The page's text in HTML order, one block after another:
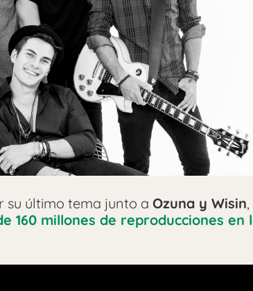
su último tema junto a Ozuna y Wisin,
160 millones de reproducciones en